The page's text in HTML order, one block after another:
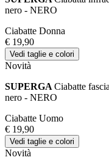
nero - NERO
Ciabatte Donna
€ 19,90
Vedi taglie e colori
Novità
SUPERGA Ciabatte fascia
nero - NERO
Ciabatte Uomo
€ 19,90
Vedi taglie e colori
Novità